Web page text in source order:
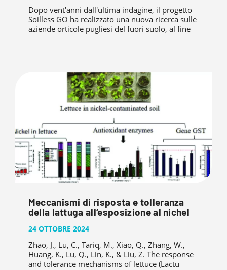
Dopo vent'anni dall'ultima indagine, il progetto
Soilless GO ha realizzato una nuova ricerca sulle
aziende orticole pugliesi del fuori suolo, al fine
Meccanismi di risposta e tolleranza
della lattuga all’esposizione al nichel
24 OTTOBRE 2024
Zhao, J., Lu, C., Tariq, M., Xiao, Q., Zhang, W.,
Huang, K., Lu, Q., Lin, K., & Liu, Z. The response
and tolerance mechanisms of lettuce (Lactu